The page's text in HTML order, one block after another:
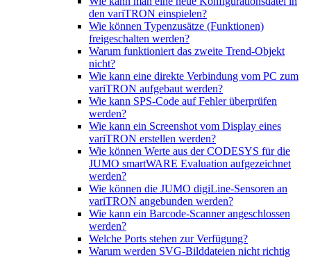
den variTRON einspielen?
Wie können Typenzusätze (Funktionen)
freigeschalten werden?
Warum funktioniert das zweite Trend-Objekt
nicht?
Wie kann eine direkte Verbindung vom PC zum
variTRON aufgebaut werden?
Wie kann SPS-Code auf Fehler überprüfen
werden?
Wie kann ein Screenshot vom Display eines
variTRON erstellen werden?
Wie können Werte aus der CODESYS für die
JUMO smartWARE Evaluation aufgezeichnet
werden?
Wie können die JUMO digiLine-Sensoren an
variTRON angebunden werden?
Wie kann ein Barcode-Scanner angeschlossen
werden?
Welche Ports stehen zur Verfügung?
Warum werden SVG-Bilddateien nicht richtig